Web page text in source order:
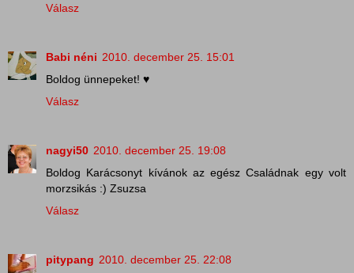
Válasz
Babi néni 2010. december 25. 15:01
Boldog ünnepeket! ♥
Válasz
nagyi50 2010. december 25. 19:08
Boldog Karácsonyt kívánok az egész Családnak egy volt
morzsikás :) Zsuzsa
Válasz
pitypang 2010. december 25. 22:08